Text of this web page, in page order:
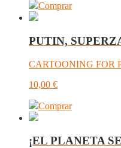
Comprar
PUTIN,
CARTOONING FOR
10,00 €
Comprar
¡EL PLANETA